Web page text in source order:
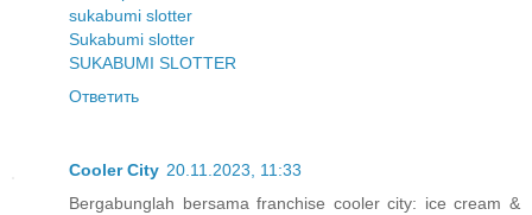
sukabumi slotter
Sukabumi slotter
SUKABUMI SLOTTER
Ответить
Cooler City 20.11.2023, 11:33
Bergabunglah bersama franchise cooler city: ice cream &